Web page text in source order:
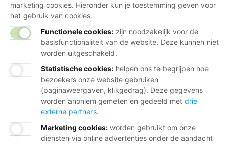
marketing cookies. Hieronder kun je toestemming geven voor
het gebruik van cookies.
Functionele cookies: zijn noodzakelijk voor de
basisfunctionaliteit van de website. Deze kunnen niet
worden uitgeschakeld.
Statistische cookies: helpen ons te begrijpen hoe
bezoekers onze website gebruiken
(paginaweergaven, klikgedrag). Deze gegevens
worden anoniem gemeten en gedeeld met drie
externe partners.
Marketing cookies: worden gebruikt om onze
diensten via online advertenties onder de aandacht